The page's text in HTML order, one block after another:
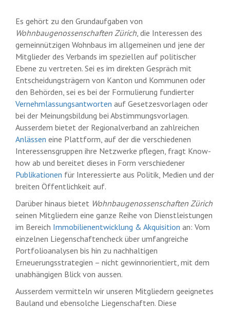
Es gehört zu den Grundaufgaben von
Wohnbaugenossenschaften Zürich, die Interessen des
gemeinnützigen Wohnbaus im allgemeinen und jene der
Mitglieder des Verbands im speziellen auf politischer
Ebene zu vertreten. Sei es im direkten Gespräch mit
Entscheidungsträgern von Kanton und Kommunen oder
den Behörden, sei es bei der Formulierung fundierter
Vernehmlassungsantworten auf Gesetzesvorlagen oder
bei der Meinungsbildung bei Abstimmungsvorlagen.
Ausserdem bietet der Regionalverband an zahlreichen
Anlässen eine Plattform, auf der die verschiedenen
Interessensgruppen ihre Netzwerke pflegen, fragt Know-
how ab und bereitet dieses in Form verschiedener
Publikationen für Interessierte aus Politik, Medien und der
breiten Öffentlichkeit auf.
Darüber hinaus bietet Wohnbaugenossenschaften Zürich
seinen Mitgliedern eine ganze Reihe von Dienstleistungen
im Bereich Immobilienentwicklung & Akquisition an: Vom
einzelnen Liegenschaftencheck über umfangreiche
Portfolioanalysen bis hin zu nachhaltigen
Erneuerungsstrategien – nicht gewinnorientiert, mit dem
unabhängigen Blick von aussen.
Ausserdem vermitteln wir unseren Mitgliedern geeignetes
Bauland und ebensolche Liegenschaften. Diese